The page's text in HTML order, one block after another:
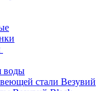
воды
стали Везувий